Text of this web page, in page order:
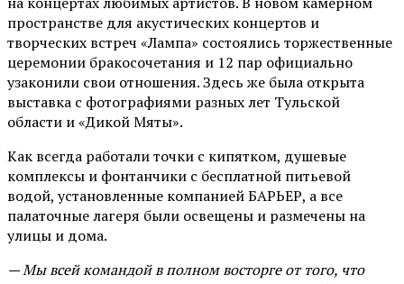
пространстве для акустических концертов и
творческих встреч «Лампа» состоялись торжественные
церемонии бракосочетания и 12 пар официально
узаконили свои отношения. Здесь же была открыта
выставка с фотографиями разных лет Тульской
области и «Дикой Мяты».
Как всегда работали точки с кипятком, душевые
комплексы и фонтанчики с бесплатной питьевой
водой, установленные компанией БАРЬЕР, а все
палаточные лагеря были освещены и размечены на
улицы и дома.
— Мы всей командой в полном восторге от того, что